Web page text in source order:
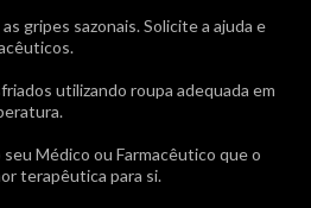
gripes sazonais. Solicite a ajuda e
utilizando roupa adequada em
Médico ou Farmacêutico que o
terapêutica para si.